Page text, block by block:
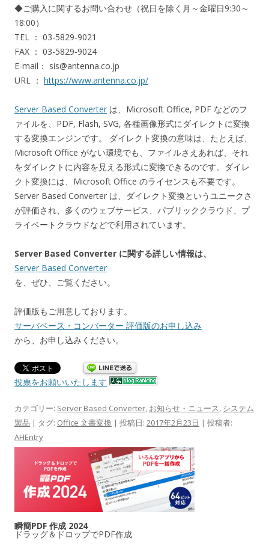
◆ご購入に関するお問い合わせ（祝日を除く月～金曜日9:30～
18:00）
TEL ： 03-5829-9021
FAX ： 03-5829-9024
E-mail： sis@antenna.co.jp
URL ： https://www.antenna.co.jp/
Server Based Converter は、Microsoft Office, PDF などのフ
ァイルを、PDF, Flash, SVG, 各種画像形式にダイレクトに変換
する変換エンジンです。 ダイレクト変換の意味は、たとえば、
Microsoft Office がない環境でも、ファイルさえあれば、それ
をダイレクトに内容を見える形式に変換できるのです。ダイレ
クト変換には、Microsoft Office のライセンスも不要です。
Server Based Converter は、ダイレクト変換というユニークさ
が評価され、多くのウェブサービス、パブリッククラウド、プ
ライベートクラウドなどで利用されています。
Server Based Converter に関する詳しい情報は、
Server Based Converter
を、ぜひ、ご覧ください。
評価版もご用意しております。
サーバベース・コンバーター 評価版のお申し込み
から、お申し込みください。
投票をお願いいたします
カテゴリー: Server Based Converter, お知らせ・ニュース, システム
製品 | タグ: Office 文書変換 | 投稿日: 2017年2月23日 | 投稿者:
AHEntry
瞬簡PDF 作成 2024
ドラッグ＆ドロップでPDF作成